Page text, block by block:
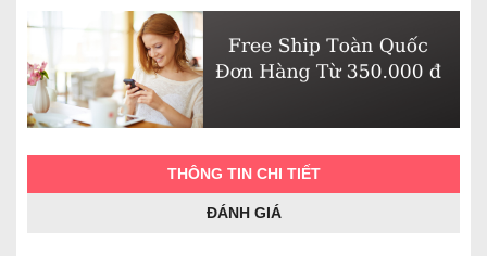
THÔNG TIN CHI TIẾT
ĐÁNH GIÁ